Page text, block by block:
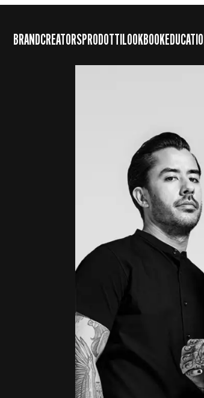
BRANDCREATORSPRODOTTILOOKBOOK